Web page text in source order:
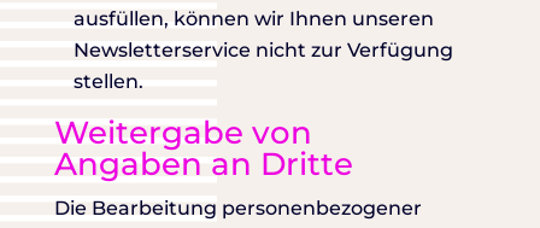
ausfüllen, können wir Ihnen unseren
Newsletterservice nicht zur Verfügung
stellen.
Weitergabe von
Angaben an Dritte
Die Bearbeitung personenbezogener